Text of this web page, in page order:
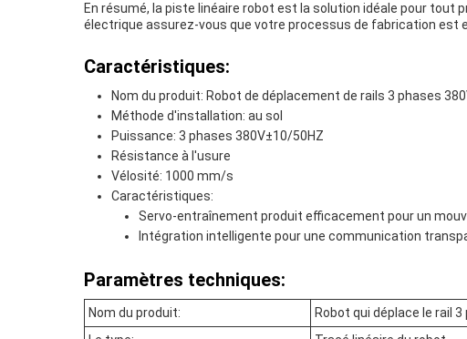
En résumé, la piste linéaire robot est la solution idéale pour
électrique assurez-vous que votre processus de fabrication est
Caractéristiques:
Nom du produit: Robot de déplacement de rails 3 phases
Méthode d'installation: au sol
Puissance: 3 phases 380V±10/50HZ
Résistance à l'usure
Vélosité: 1000 mm/s
Caractéristiques:
Servo-entraînement produit efficacement pour un
Intégration intelligente pour une communication
Paramètres techniques:
Nom du produit:
Robot qui déplace le rail